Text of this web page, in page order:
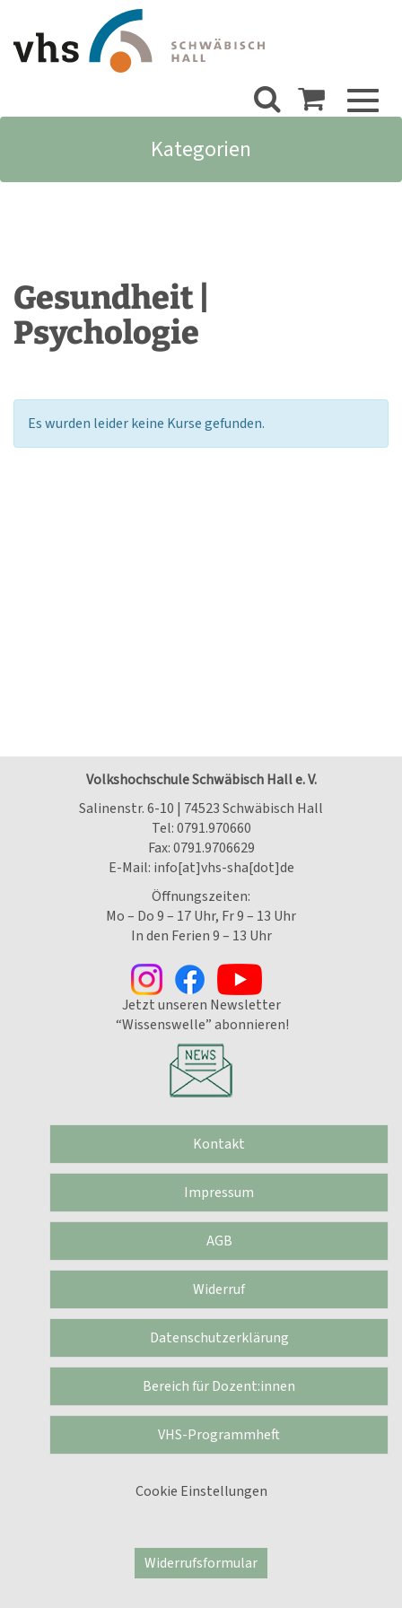
Kategorien
Gesundheit |
Psychologie
Es wurden leider keine Kurse gefunden.
Volkshochschule Schwäbisch Hall e. V.
Salinenstr. 6-10 | 74523 Schwäbisch Hall
Tel:0791.970660
Fax: 0791.9706629
E-Mail: info[at]vhs-sha[dot]de
Öffnungszeiten:
Mo – Do 9 – 17 Uhr, Fr 9 – 13 Uhr
In den Ferien 9 – 13 Uhr
Jetzt unseren Newsletter
“Wissenswelle” abonnieren!
Kontakt
Impressum
AGB
Widerruf
Datenschutzerklärung
Bereich für Dozent:innen
VHS-Programmheft
Cookie Einstellungen
Widerrufsformular